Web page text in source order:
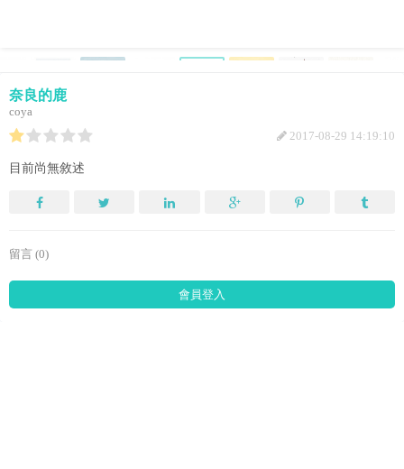
奈良的鹿
coya
2017-08-29 14:19:10
目前尚無敘述
留言 (0)
會員登入